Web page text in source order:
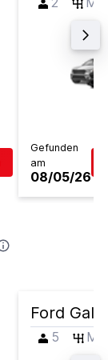
Gefunden
am
08/05/26
Ford
5 M